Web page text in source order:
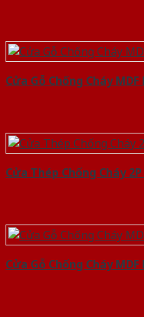
Cửa Gỗ Chống Cháy MDF
Cửa Thép Chống Cháy
Cửa Gỗ Chống Cháy